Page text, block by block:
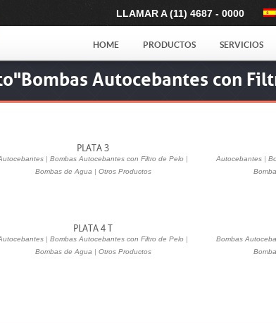
LLAMAR A (11) 4687 - 0000
HOME PRODUCTOS SERVICIOS
Autocebantes con
PLATA 3
| Bombas Autocebantes con Filtro de Pelo |
Bombas de Agua | Otros Productos
Autocebantes |
PLATA 4 T
| Bombas Autocebantes con Filtro de Pelo |
Bombas de Agua | Otros Productos
Bombas